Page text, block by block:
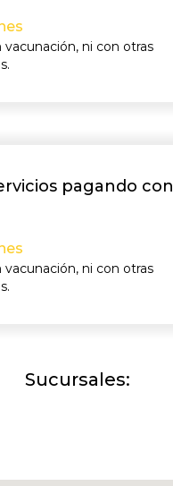
vacunación, ni con otras
pagando con
vacunación, ni con otras
Sucursales: